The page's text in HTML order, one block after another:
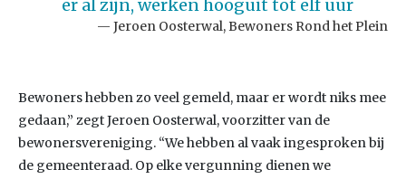
er al zijn, werken hooguit tot elf uur
Jeroen Oosterwal, Bewoners Rond het Plein
Bewoners hebben zo veel gemeld, maar er wordt niks mee
gedaan,” zegt Jeroen Oosterwal, voorzitter van de
bewonersvereniging. “We hebben al vaak ingesproken bij
de gemeenteraad. Op elke vergunning dienen we